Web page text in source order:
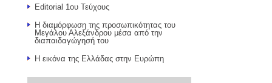
Editorial 1ου Τεύχους
Η διαμόρφωση της προσωπικότητας του
Μεγάλου Αλεξάνδρου μέσα από την
διαπαιδαγώγησή του
Η εικόνα της Ελλάδας στην Ευρώπη